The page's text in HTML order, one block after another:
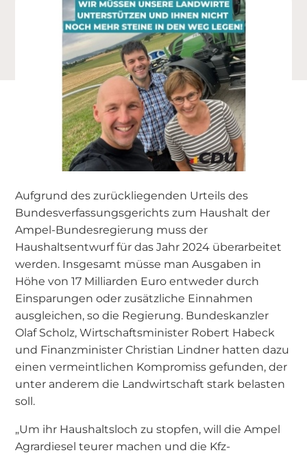
Aufgrund des zurückliegenden Urteils des
Bundesverfassungsgerichts zum Haushalt der
Ampel-Bundesregierung muss der
Haushaltsentwurf für das Jahr 2024 überarbeitet
werden. Insgesamt müsse man Ausgaben in
Höhe von 17 Milliarden Euro entweder durch
Einsparungen oder zusätzliche Einnahmen
ausgleichen, so die Regierung. Bundeskanzler
Olaf Scholz, Wirtschaftsminister Robert Habeck
und Finanzminister Christian Lindner hatten dazu
einen vermeintlichen Kompromiss gefunden, der
unter anderem die Landwirtschaft stark belasten
soll.
„Um ihr Haushaltsloch zu stopfen, will die Ampel
Agrardiesel teurer machen und die Kfz-